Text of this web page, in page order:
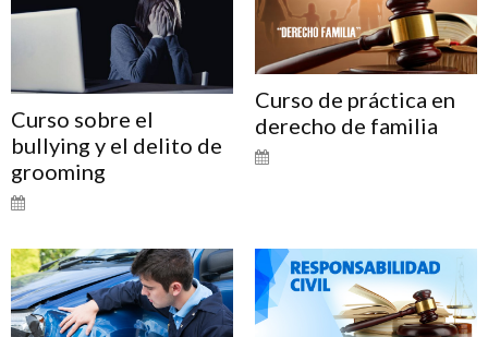
Curso sobre el
bullying y el delito de
grooming
Curso de práctica en
derecho de familia